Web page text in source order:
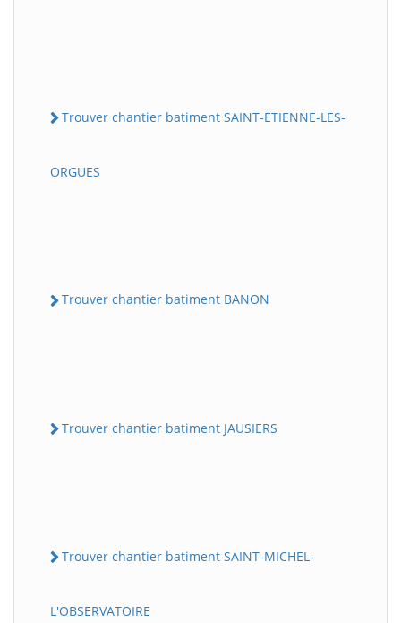
Trouver chantier batiment SAINT-ETIENNE-LES-
ORGUES
Trouver chantier batiment BANON
Trouver chantier batiment JAUSIERS
Trouver chantier batiment SAINT-MICHEL-
L'OBSERVATOIRE